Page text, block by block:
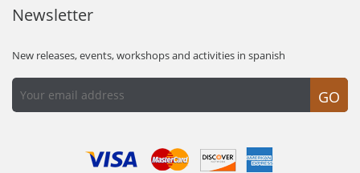
Newsletter
New releases, events, workshops and activities in spanish
GO